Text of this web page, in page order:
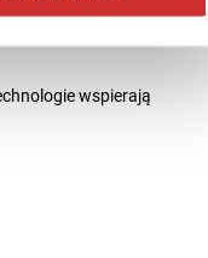
procesem
wspierają